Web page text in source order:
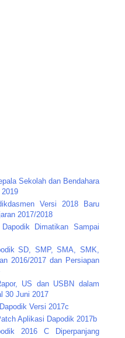
Sekolah dan Bendahara
Versi 2018 Baru
2017/2018
Dimatikan Sampai
SD, SMP, SMA, SMK,
2016/2017 dan Persiapan
US dan USBN dalam
30 Juni 2017
Versi 2017c
Aplikasi Dapodik 2017b
2016 C Diperpanjang